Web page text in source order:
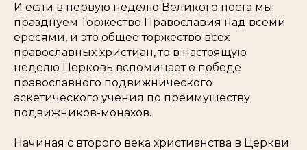
И если в первую неделю Великого поста мы
празднуем Торжество Православия над всеми
ересями, и это общее торжество всех
православных христиан, то в настоящую
неделю Церковь вспоминает о победе
православного подвижнического
аскетического учения по преимуществу
подвижников-монахов.
Начиная с второго века христианства в Церкви